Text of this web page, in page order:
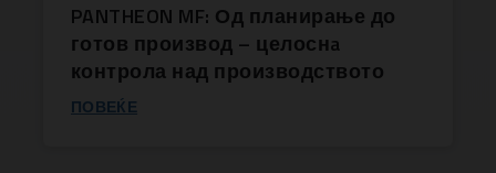
PANTHEON MF: Од планирање до
готов производ – целоснa
контрола над производството
ПОВЕЌЕ